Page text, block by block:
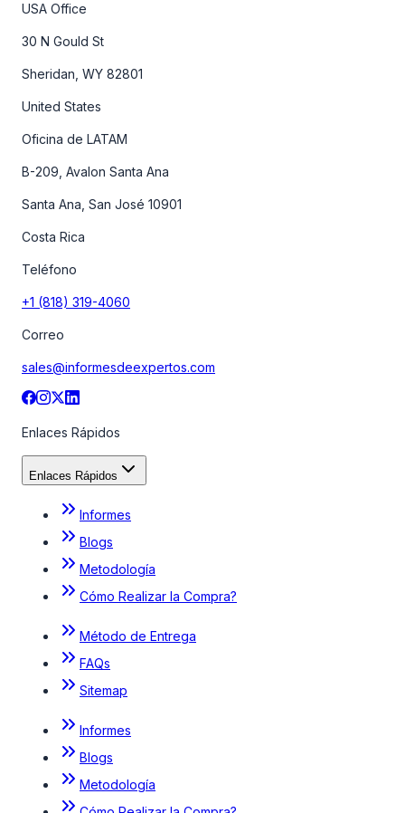
USA Office
30 N Gould St
Sheridan, WY 82801
United States
Oficina de LATAM
B-209, Avalon Santa Ana
Santa Ana, San José 10901
Costa Rica
Teléfono
+1 (818) 319-4060
Correo
sales@informesdeexpertos.com
Enlaces Rápidos
Enlaces Rápidos
Informes
Blogs
Metodología
Cómo Realizar la Compra?
Método de Entrega
FAQs
Sitemap
Informes
Blogs
Metodología